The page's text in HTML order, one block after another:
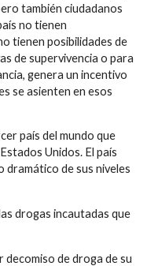
también ciudadanos
no tienen
tienen posibilidades de
de supervivencia o para
genera un incentivo
se asienten en esos
país del mundo que
Unidos. El país
dramático de sus niveles
drogas incautadas que
de droga de su